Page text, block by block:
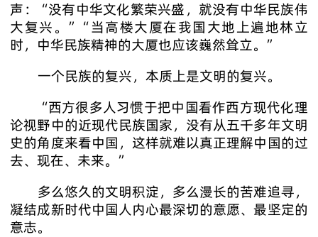
声：“没有中华文化繁荣兴盛，就没有中华民族伟
大复兴。”“当高楼大厦在我国大地上遍地林立
时，中华民族精神的大厦也应该巍然耸立。”
一个民族的复兴，本质上是文明的复兴。
“西方很多人习惯于把中国看作西方现代化理
论视野中的近现代民族国家，没有从五千多年文明
史的角度来看中国，这样就难以真正理解中国的过
去、现在、未来。”
多么悠久的文明积淀，多么漫长的苦难追寻，
凝结成新时代中国人内心最深切的意愿、最坚定的
意志。